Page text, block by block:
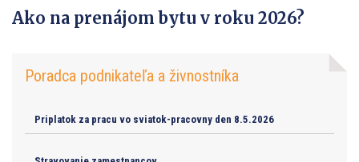
Ako na prenájom bytu v roku 2026?
Poradca podnikateľa a živnostníka
Priplatok za pracu vo sviatok-pracovny den 8.5.2026